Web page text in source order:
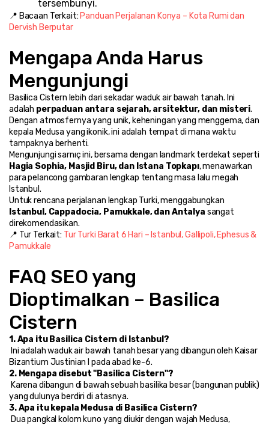
tersembunyi.
📍 Bacaan Terkait: Panduan Perjalanan Konya – Kota Rumi dan
Dervish Berputar
Mengapa Anda Harus
Mengunjungi
Basilica Cistern lebih dari sekadar waduk air bawah tanah. Ini
adalah perpaduan antara sejarah, arsitektur, dan misteri.
Dengan atmosfernya yang unik, keheningan yang menggema, dan
kepala Medusa yang ikonik, ini adalah tempat di mana waktu
tampaknya berhenti.
Hagia Sophia, Masjid Biru, dan Istana Topkapı, menawarkan
para pelancong gambaran lengkap tentang masa lalu megah
Istanbul.
Istanbul, Cappadocia, Pamukkale, dan Antalya sangat
direkomendasikan.
📍 Tur Terkait: Tur Turki Barat 6 Hari – Istanbul, Gallipoli, Ephesus &
Pamukkale
FAQ SEO yang
Dioptimalkan – Basilica
Cistern
1. Apa itu Basilica Cistern di Istanbul?
Bizantium Justinian I pada abad ke-6.
2. Mengapa disebut "Basilica Cistern"?
yang dulunya berdiri di atasnya.
3. Apa itu kepala Medusa di Basilica Cistern?